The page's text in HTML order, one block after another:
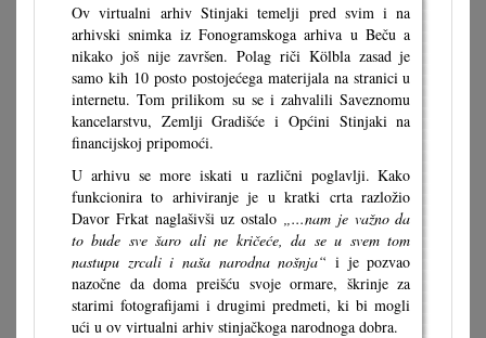
Ov virtualni arhiv Stinjaki temelji pred svim i na
arhivski snimka iz Fonogramskoga arhiva u Beču a
nikako još nije završen. Polag riči Kölbla zasad je
samo kih 10 posto postojećega materijala na stranici u
internetu. Tom prilikom su se i zahvalili Saveznomu
kancelarstvu, Zemlji Gradišće i Općini Stinjaki na
financijskoj pripomoći.
U arhivu se more iskati u različni poglavlji. Kako
funkcionira to arhiviranje je u kratki crta razložio
Davor Frkat naglašivši uz ostalo
„...nam je važno da
to bude sve šaro ali ne kričeće, da se u svem tom
nastupu zrcali i naša narodna nošnja“ i je pozvao
nazočne da doma preišću svoje ormare, škrinje za
starimi fotografijami i drugimi predmeti, ki bi mogli
ući u ov virtualni arhiv stinjačkoga narodnoga dobra.